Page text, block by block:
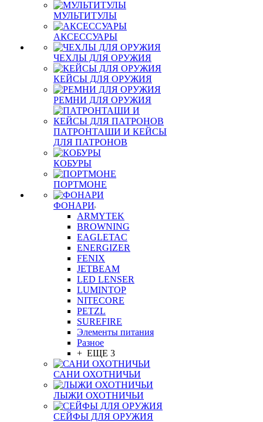
МУЛЬТИТУЛЫ
АКСЕССУАРЫ
ЧЕХЛЫ ДЛЯ ОРУЖИЯ
КЕЙСЫ ДЛЯ ОРУЖИЯ
РЕМНИ ДЛЯ ОРУЖИЯ
ПАТРОНТАШИ И КЕЙСЫ
ДЛЯ ПАТРОНОВ
КОБУРЫ
ПОРТМОНЕ
ФОНАРИ
ARMYTEK
BROWNING
EAGLETAC
ENERGIZER
FENIX
JETBEAM
LED LENSER
LUMINTOP
NITECORE
PETZL
SUREFIRE
Элементы питания
Разное
+ ЕЩЕ 3
САНИ ОХОТНИЧЬИ
ЛЫЖИ ОХОТНИЧЬИ
СЕЙФЫ ДЛЯ ОРУЖИЯ